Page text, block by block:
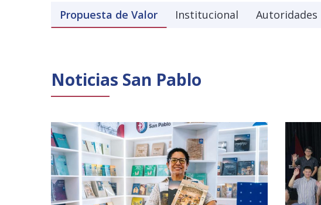
Propuesta de Valor Institucional Autoridades
Noticias San Pablo